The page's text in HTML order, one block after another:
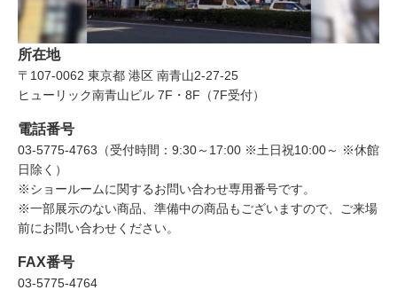
所在地
〒107-0062 東京都 港区 南青山2-27-25
ヒューリック南青山ビル 7F・8F（7F受付）
電話番号
03-5775-4763（受付時間：9:30～17:00 ※土日祝10:00～ ※休館
日除く）
※ショールームに関するお問い合わせ専用番号です。
※一部展示のない商品、準備中の商品もございますので、ご来場
前にお問い合わせください。
FAX番号
03-5775-4764